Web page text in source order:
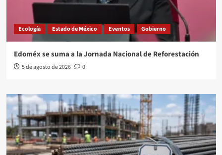
Ecología Estado de México Eventos Gobierno
Edoméx se suma a la Jornada Nacional de Reforestación
5 de agosto de 2026 0